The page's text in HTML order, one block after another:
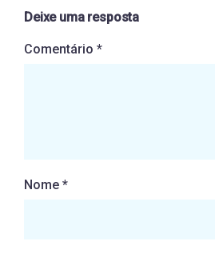
Deixe uma resposta
Comentário *
Nome *